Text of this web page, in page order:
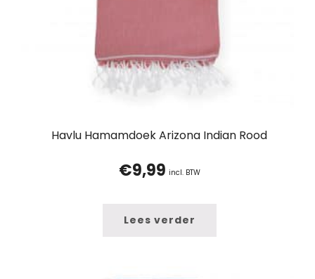
Havlu Hamamdoek Arizona Indian Rood
€9,99 incl. BTW
Lees verder